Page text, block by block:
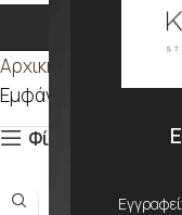
Αρχική σελίδα
Εμφάνιση του
Φίλτρα